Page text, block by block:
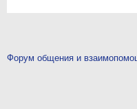
Форум общения и